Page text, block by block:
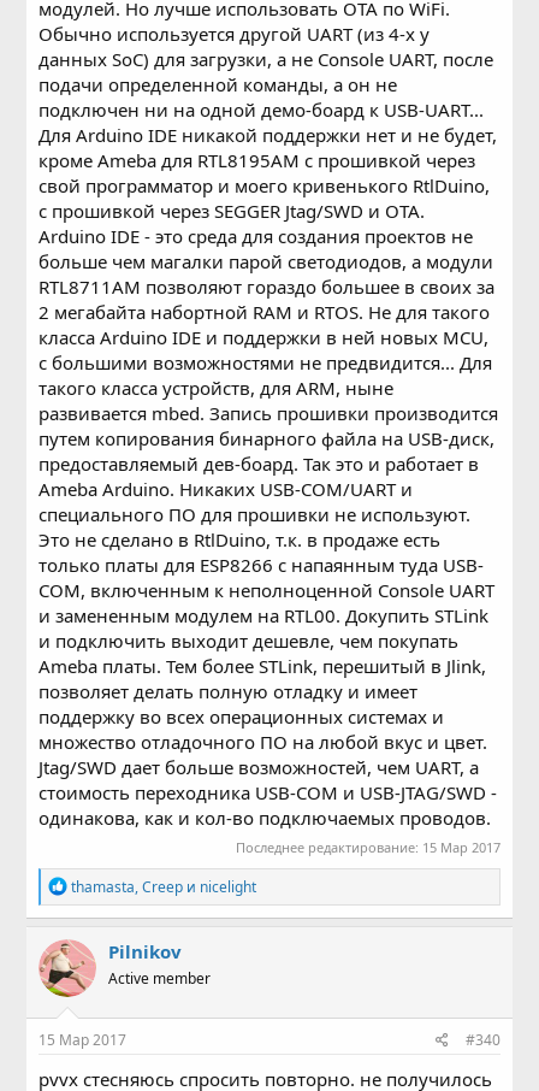
модулей. Но лучше использовать OTA по WiFi.
Обычно используется другой UART (из 4-х у
данных SoC) для загрузки, а не Console UART, после
подачи определенной команды, а он не
подключен ни на одной демо-боард к USB-UART...
Для Arduino IDE никакой поддержки нет и не будет,
кроме Ameba для RTL8195AM с прошивкой через
свой программатор и моего кривенького RtlDuino,
с прошивкой через SEGGER Jtag/SWD и OTA.
Arduino IDE - это среда для создания проектов не
больше чем магалки парой светодиодов, а модули
RTL8711AM позволяют гораздо большее в своих за
2 мегабайта набортной RAM и RTOS. Не для такого
класса Arduino IDE и поддержки в ней новых MCU,
с большими возможностями не предвидится... Для
такого класса устройств, для ARM, ныне
развивается mbed. Запись прошивки производится
путем копирования бинарного файла на USB-диск,
предоставляемый дев-боард. Так это и работает в
Ameba Arduino. Никаких USB-COM/UART и
специального ПО для прошивки не используют.
Это не сделано в RtlDuino, т.к. в продаже есть
только платы для ESP8266 с напаянным туда USB-
COM, включенным к неполноценной Console UART
и замененным модулем на RTL00. Докупить STLink
и подключить выходит дешевле, чем покупать
Ameba платы. Тем более STLink, перешитый в Jlink,
позволяет делать полную отладку и имеет
поддержку во всех операционных системах и
множество отладочного ПО на любой вкус и цвет.
Jtag/SWD дает больше возможностей, чем UART, а
стоимость переходника USB-COM и USB-JTAG/SWD -
одинакова, как и кол-во подключаемых проводов.
Последнее редактирование: 15 Мар 2017
Р
е
а
к
ц
и
и
:
thamasta,Creep и nicelight
Pilnikov
Active member
15 Мар 2017 #340
pvvx стесняюсь спросить повторно. не получилось